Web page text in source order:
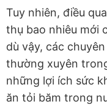
Tuy nhiên, điều
thụ bao nhiêu mới
dù vậy, các
thường xuyên
những lợi ích sức
ăn tỏi băm trong